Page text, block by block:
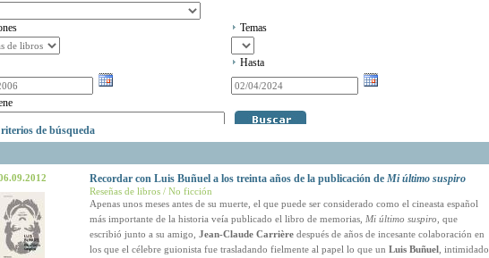
Temas
Hasta
de búsqueda
Recordar con Luis Buñuel a los treinta años de la publicación de Mi último suspiro
Reseñas de libros / No ficción
Apenas unos meses antes de su muerte, el que puede ser considerado como el cineasta español
más importante de la historia veía publicado el libro de memorias, Mi último suspiro , que
escribió junto a su amigo, Jean-Claude Carrièredespués de años de incesante colaboración en
los que el célebre guionista fue trasladando fielmente al papel lo que un Luis Buñuel, intimidado